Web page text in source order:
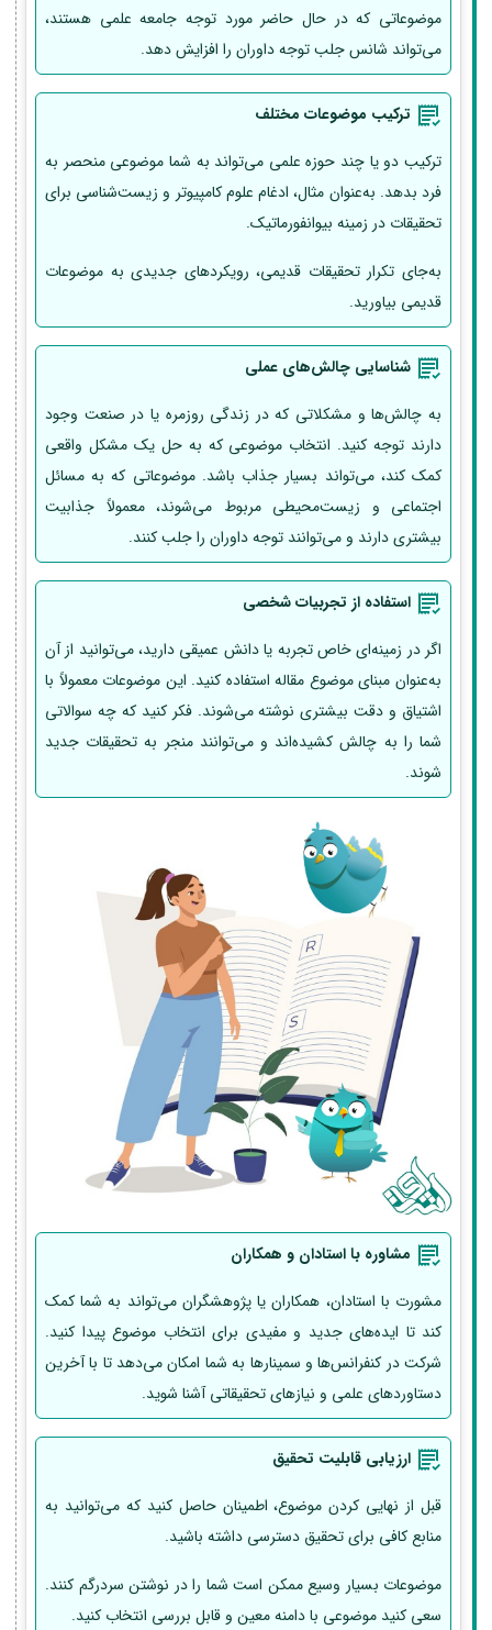
موضوعاتی که در حال حاضر مورد توجه جامعه علمی هستند،
می‌تواند شانس جلب توجه داوران را افزایش دهد.
ترکیب موضوعات مختلف
ترکیب دو یا چند حوزه علمی می‌تواند به شما موضوعی منحصر به
فرد بدهد. به‌عنوان مثال، ادغام علوم کامپیوتر و زیست‌شناسی برای
تحقیقات در زمینه بیوانفورماتیک.
به‌جای تکرار تحقیقات قدیمی، رویکردهای جدیدی به موضوعات
قدیمی بیاورید.
شناسایی چالش‌های عملی
به چالش‌ها و مشکلاتی که در زندگی روزمره یا در صنعت وجود
دارند توجه کنید. انتخاب موضوعی که به حل یک مشکل واقعی
کمک کند، می‌تواند بسیار جذاب باشد. موضوعاتی که به مسائل
اجتماعی و زیست‌محیطی مربوط می‌شوند، معمولاً جذابیت
بیشتری دارند و می‌توانند توجه داوران را جلب کنند.
استفاده از تجربیات شخصی
اگر در زمینه‌ای خاص تجربه یا دانش عمیقی دارید، می‌توانید از آن
به‌عنوان مبنای موضوع مقاله استفاده کنید. این موضوعات معمولاً با
اشتیاق و دقت بیشتری نوشته می‌شوند. فکر کنید که چه سوالاتی
شما را به چالش کشیده‌اند و می‌توانند منجر به تحقیقات جدید
شوند.
مشاوره با استادان و همکاران
مشورت با استادان، همکاران یا پژوهشگران می‌تواند به شما کمک
کند تا ایده‌های جدید و مفیدی برای انتخاب موضوع پیدا کنید.
شرکت در کنفرانس‌ها و سمینارها به شما امکان می‌دهد تا با آخرین
دستاوردهای علمی و نیازهای تحقیقاتی آشنا شوید.
ارزیابی قابلیت تحقیق
قبل از نهایی کردن موضوع، اطمینان حاصل کنید که می‌توانید به
منابع کافی برای تحقیق دسترسی داشته باشید.
موضوعات بسیار وسیع ممکن است شما را در نوشتن سردرگم کنند.
سعی کنید موضوعی با دامنه معین و قابل بررسی انتخاب کنید.